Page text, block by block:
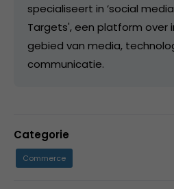
specialiseert in ’social
Targets', een platform over
gebied van media,
communicatie.
Categorie
Commerce